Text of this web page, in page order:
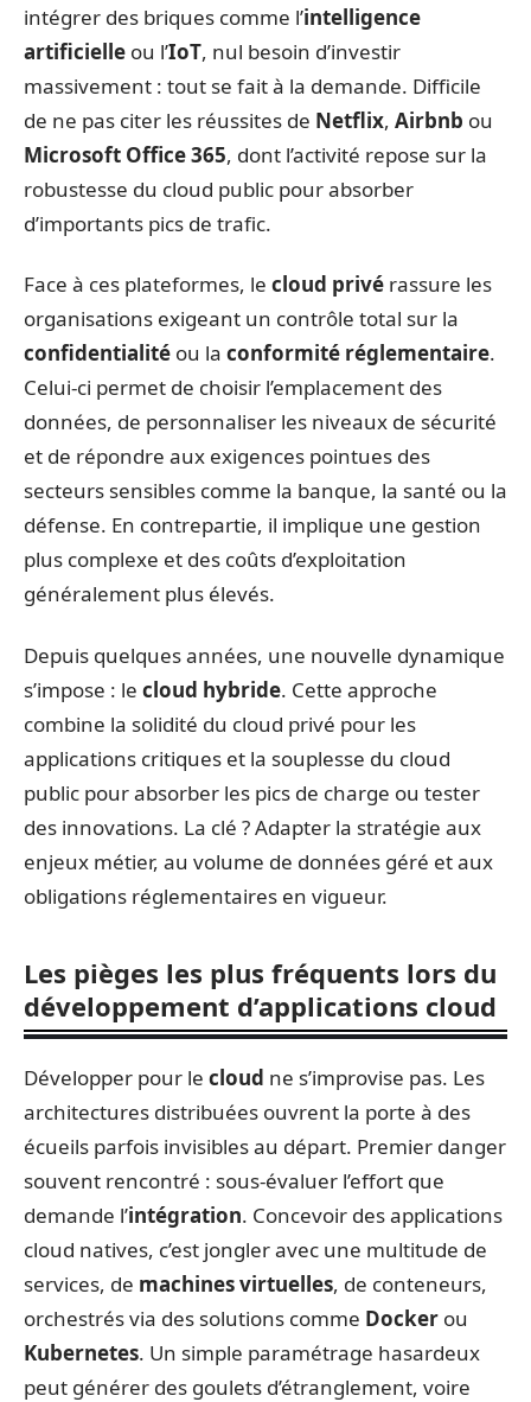
intégrer des briques comme l’intelligence
artificielle ou l’IoT, nul besoin d’investir
massivement : tout se fait à la demande. Difficile
de ne pas citer les réussites de Netflix, Airbnb ou
Microsoft Office 365, dont l’activité repose sur la
robustesse du cloud public pour absorber
d’importants pics de trafic.
Face à ces plateformes, le cloud privé rassure les
organisations exigeant un contrôle total sur la
confidentialité ou la conformité réglementaire.
Celui-ci permet de choisir l’emplacement des
données, de personnaliser les niveaux de sécurité
et de répondre aux exigences pointues des
secteurs sensibles comme la banque, la santé ou la
défense. En contrepartie, il implique une gestion
plus complexe et des coûts d’exploitation
généralement plus élevés.
Depuis quelques années, une nouvelle dynamique
s’impose : le cloud hybride. Cette approche
combine la solidité du cloud privé pour les
applications critiques et la souplesse du cloud
public pour absorber les pics de charge ou tester
des innovations. La clé ? Adapter la stratégie aux
enjeux métier, au volume de données géré et aux
obligations réglementaires en vigueur.
Les pièges les plus fréquents lors du
développement d’applications cloud
Développer pour le cloud ne s’improvise pas. Les
architectures distribuées ouvrent la porte à des
écueils parfois invisibles au départ. Premier danger
souvent rencontré : sous-évaluer l’effort que
demande l’intégration. Concevoir des applications
cloud natives, c’est jongler avec une multitude de
services, de machines virtuelles, de conteneurs,
orchestrés via des solutions comme Docker ou
Kubernetes. Un simple paramétrage hasardeux
peut générer des goulets d’étranglement, voire